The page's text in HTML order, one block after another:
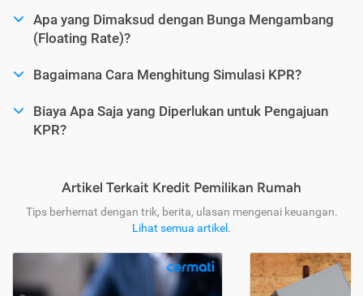
Apa yang Dimaksud dengan Bunga Mengambang
(Floating Rate)?
Bagaimana Cara Menghitung Simulasi KPR?
Biaya Apa Saja yang Diperlukan untuk Pengajuan
KPR?
Artikel Terkait Kredit Pemilikan Rumah
Tips berhemat dengan trik, berita, ulasan mengenai keuangan.
Lihat semua artikel .